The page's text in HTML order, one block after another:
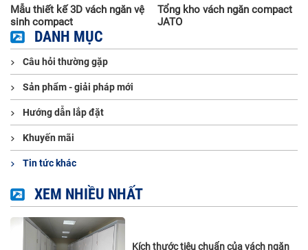
Mẫu thiết kế 3D vách ngăn vệ
sinh compact
Tổng kho vách ngăn compact
JATO
DANH MỤC
Câu hỏi thường gặp
Sản phẩm - giải pháp mới
Hướng dẫn lắp đặt
Khuyến mãi
Tin tức khác
XEM NHIỀU NHẤT
Kích thước tiêu chuẩn của vách ngăn